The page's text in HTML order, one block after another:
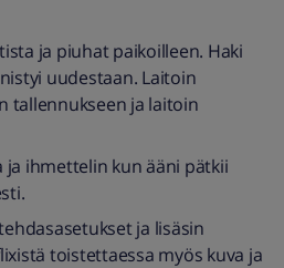
ja piuhat paikoilleen. Haki
uudestaan. Laitoin
tallennukseen ja laitoin
ihmettelin kun ääni pätkii
ja lisäsin
toistettaessa myös kuva ja